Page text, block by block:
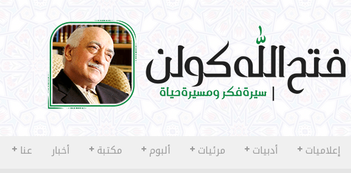
إعلاميات أدبيات مرئيات ألبوم مكتبة أخبار عنا